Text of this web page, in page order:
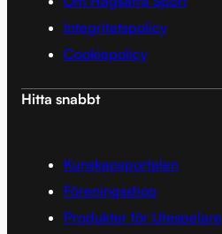
Integritetspolicy
Cookiepolicy
Hitta snabbt
Kunskapsportalen
Föreningsshop
Produkter för Utespelare